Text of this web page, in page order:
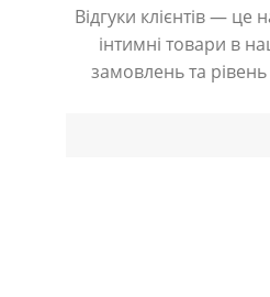
Відгуки клієнтів — це
інтимні товари в
замовлень та